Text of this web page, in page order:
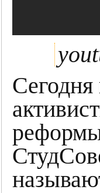
реформы